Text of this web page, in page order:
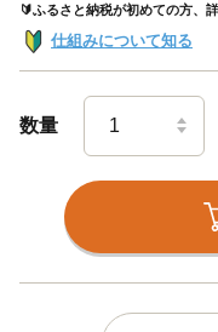
🔰ふるさと納税が初めての方、
仕組みについて知る
数量